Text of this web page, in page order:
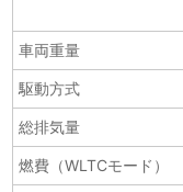
車両重量
駆動方式
総排気量
燃費（WLTCモード）